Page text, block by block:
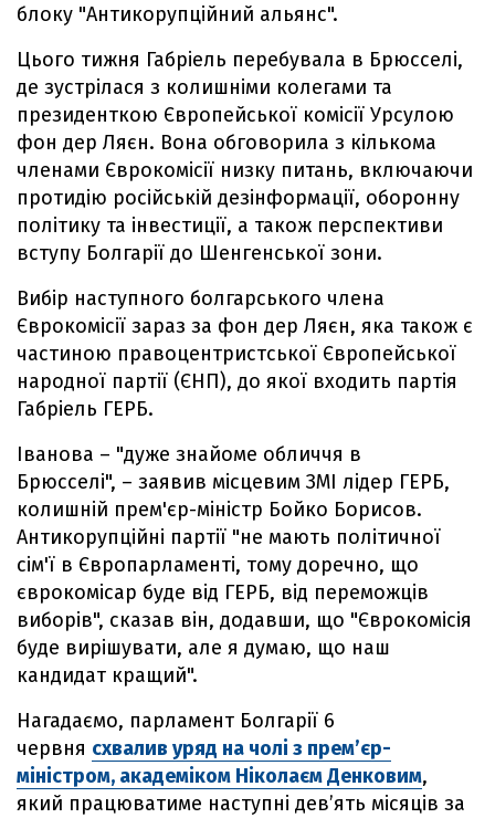
блоку "Антикорупційний альянс".
Цього тижня Габріель перебувала в Брюсселі,
де зустрілася з колишніми колегами та
президенткою Європейської комісії Урсулою
фон дер Ляєн. Вона обговорила з кількома
членами Єврокомісії низку питань, включаючи
протидію російській дезінформації, оборонну
політику та інвестиції, а також перспективи
вступу Болгарії до Шенгенської зони.
Вибір наступного болгарського члена
Єврокомісії зараз за фон дер Ляєн, яка також є
частиною правоцентристської Європейської
народної партії (ЄНП), до якої входить партія
Габріель ГЕРБ.
Іванова – "дуже знайоме обличчя в
Брюсселі", – заявив місцевим ЗМІ лідер ГЕРБ,
колишній прем'єр-міністр Бойко Борисов.
Антикорупційні партії "не мають політичної
сім'ї в Європарламенті, тому доречно, що
єврокомісар буде від ГЕРБ, від переможців
виборів", сказав він, додавши, що "Єврокомісія
буде вирішувати, але я думаю, що наш
кандидат кращий".
Нагадаємо, парламент Болгарії 6
червня схвалив уряд на чолі з прем’єр-
міністром, академіком Ніколаєм Денковим,
який працюватиме наступні дев’ять місяців за